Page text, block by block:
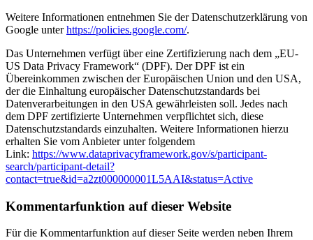
Weitere Informationen entnehmen Sie der Datenschutzerklärung von
Google unterhttps://policies.google.com/.
Das Unternehmen verfügt über eine Zertifizierung nach dem „EU-
US Data Privacy Framework“ (DPF). Der DPF ist ein
Übereinkommen zwischen der Europäischen Union und den USA,
der die Einhaltung europäischer Datenschutzstandards bei
Datenverarbeitungen in den USA gewährleisten soll. Jedes nach
dem DPF zertifizierte Unternehmen verpflichtet sich, diese
Datenschutzstandards einzuhalten. Weitere Informationen hierzu
erhalten Sie vom Anbieter unter folgendem
Link: https://www.dataprivacyframework.gov/s/participant-
search/participant-detail?
contact=true&id=a2zt000000001L5AAI&status=Active
Kommentar­funktion auf dieser Website
Für die Kommentarfunktion auf dieser Seite werden neben Ihrem